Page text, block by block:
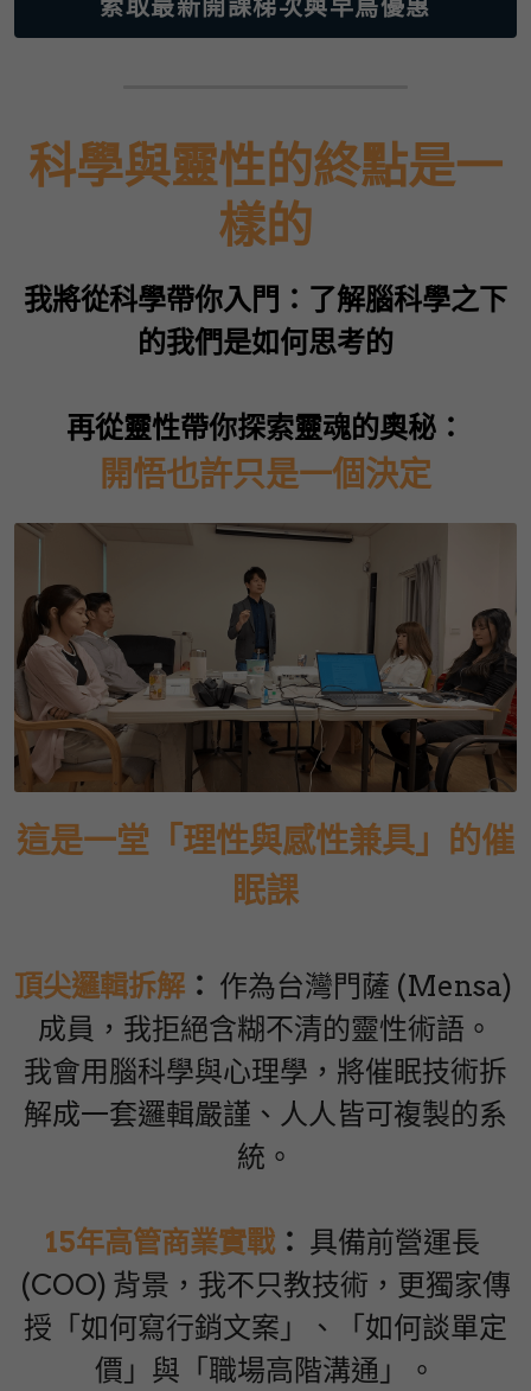
索取最新開課梯次與早鳥優惠
科學與靈性的終點是一
樣的
我將從科學帶你入門：了解腦科學之下
的我們是如何思考的
再從靈性帶你探索靈魂的奧秘：
開悟也許只是一個決定
這是一堂「理性與感性兼具」的催
眠課
頂尖邏輯拆解 ： 作為台灣門薩 (Mensa)
成員，我拒絕含糊不清的靈性術語。
我會用腦科學與心理學，將催眠技術拆
解成一套邏輯嚴謹、人人皆可複製的系
統。
15年高管商業實戰： 具備前營運長
(COO) 背景，我不只教技術，更獨家傳
授「如何寫行銷文案」、「如何談單定
價」與「職場高階溝通」。